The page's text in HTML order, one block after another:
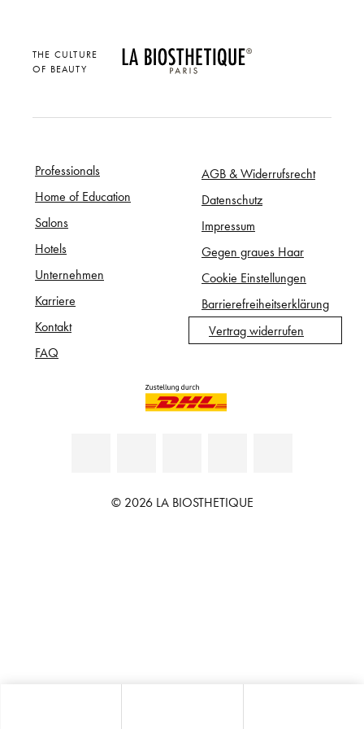
THE CULTURE
OF BEAUTY
Professionals
Home of Education
Salons
Hotels
Unternehmen
Karriere
Kontakt
FAQ
AGB & Widerrufsrecht
Datenschutz
Impressum
Gegen graues Haar
Cookie Einstellungen
Barrierefreiheitserklärung
Vertrag widerrufen
© 2026 LA BIOSTHETIQUE